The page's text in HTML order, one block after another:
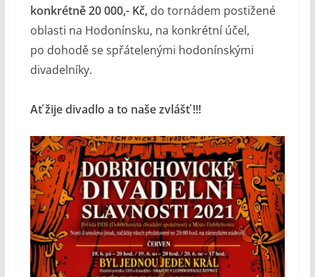
konkrétně 20 000,- Kč,do tornádem postižené
oblasti na Hodonínsku, na konkrétní účel,
po dohodě se spřátelenými hodonínskými
divadelníky.
Ať žije divadlo a to naše zvlášť !!!